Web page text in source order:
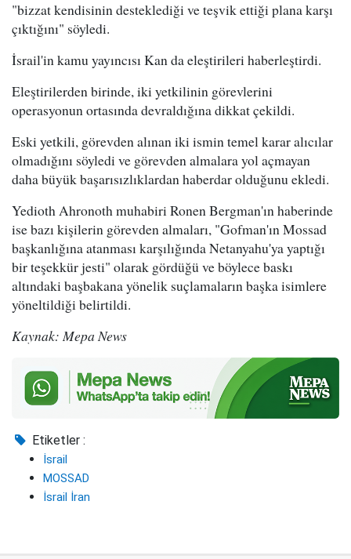
"bizzat kendisinin desteklediği ve teşvik ettiği plana karşı
çıktığını" söyledi.
İsrail'in kamu yayıncısı Kan da eleştirileri haberleştirdi.
Eleştirilerden birinde, iki yetkilinin görevlerini
operasyonun ortasında devraldığına dikkat çekildi.
Eski yetkili, görevden alınan iki ismin temel karar alıcılar
olmadığını söyledi ve görevden almalara yol açmayan
daha büyük başarısızlıklardan haberdar olduğunu ekledi.
Yedioth Ahronoth muhabiri Ronen Bergman'ın haberinde
ise bazı kişilerin görevden almaları, "Gofman'ın Mossad
başkanlığına atanması karşılığında Netanyahu'ya yaptığı
bir teşekkür jesti" olarak gördüğü ve böylece baskı
altındaki başbakana yönelik suçlamaların başka isimlere
yöneltildiği belirtildi.
Kaynak: Mepa News
Etiketler :
İsrail
MOSSAD
İsrail İran